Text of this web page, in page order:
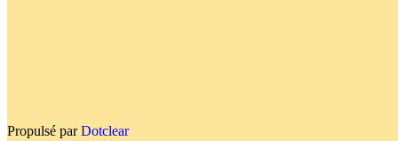
Propulsé parDotclear